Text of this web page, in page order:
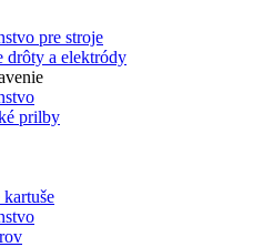
pre stroje
drôty a elektródy
prilby